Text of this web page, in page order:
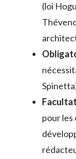
(loi
pour